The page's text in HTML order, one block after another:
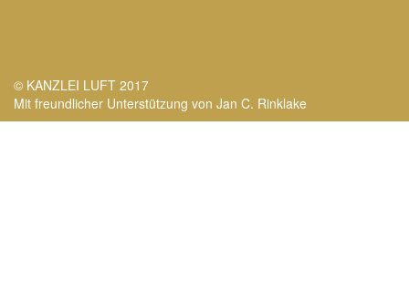
© KANZLEI LUFT 2017
Mit freundlicher Unterstützung von Jan C. Rinklake